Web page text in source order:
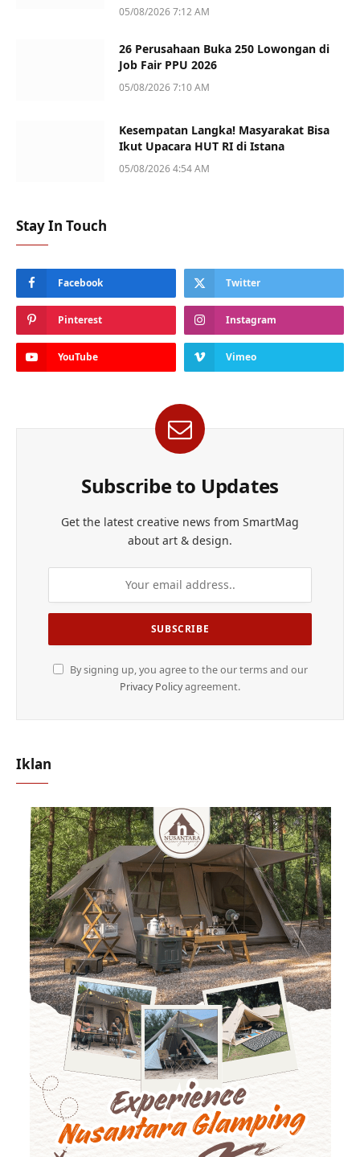
05/08/2026 7:12 AM
26 Perusahaan Buka 250 Lowongan di
Job Fair PPU 2026
05/08/2026 7:10 AM
Kesempatan Langka! Masyarakat Bisa
Ikut Upacara HUT RI di Istana
05/08/2026 4:54 AM
Stay In Touch
Facebook Twitter
Pinterest Instagram
YouTube Vimeo
Subscribe to Updates
Get the latest creative news from SmartMag
about art & design.
By signing up, you agree to the our terms and our
Privacy Policyagreement.
Iklan